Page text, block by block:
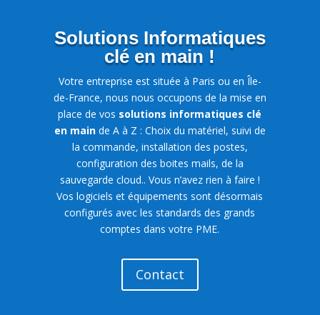
Solutions Informatiques
clé en main !
Votre entreprise est située à Paris ou en Île-
de-France, nous nous occupons de la mise en
place de vos solutions informatiques clé
en mainde A à Z : Choix du matériel, suivi de
la commande, installation des postes,
configuration des boites mails, de la
sauvegarde cloud.. Vous n’avez rien à faire !
Vos logiciels et équipements sont désormais
configurés avec les standards des grands
comptes dans votre PME.
Contact